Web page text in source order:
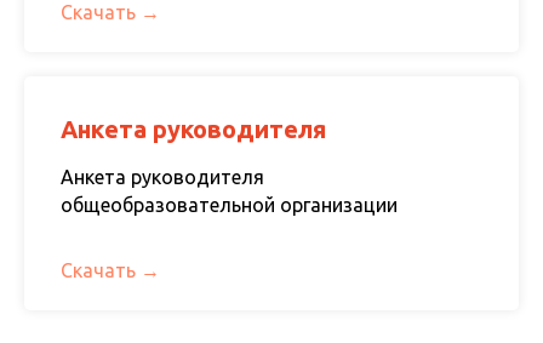
Скачать
Анкета руководителя
Анкета руководителя
общеобразовательной организации
Скачать